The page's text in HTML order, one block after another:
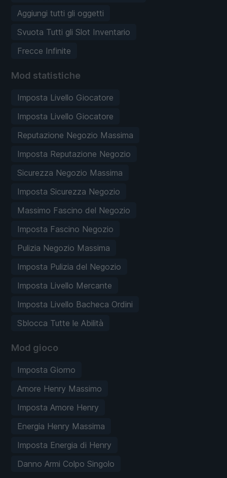
Aggiungi tutti gli oggetti
Svuota Tutti gli Slot Inventario
Frecce Infinite
Mod statistiche
Imposta Livello Giocatore
Imposta Livello Giocatore
Reputazione Negozio Massima
Imposta Reputazione Negozio
Sicurezza Negozio Massima
Imposta Sicurezza Negozio
Massimo Fascino del Negozio
Imposta Fascino Negozio
Pulizia Negozio Massima
Imposta Pulizia del Negozio
Imposta Livello Mercante
Imposta Livello Bacheca Ordini
Sblocca Tutte le Abilità
Mod gioco
Imposta Giorno
Amore Henry Massimo
Imposta Amore Henry
Energia Henry Massima
Imposta Energia di Henry
Danno Armi Colpo Singolo